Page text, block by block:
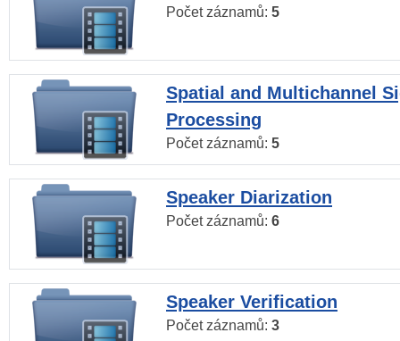
Počet záznamů: 5
Spatial and Multichannel
Processing
Počet záznamů: 5
Speaker Diarization
Počet záznamů: 6
Speaker Verification
Počet záznamů: 3